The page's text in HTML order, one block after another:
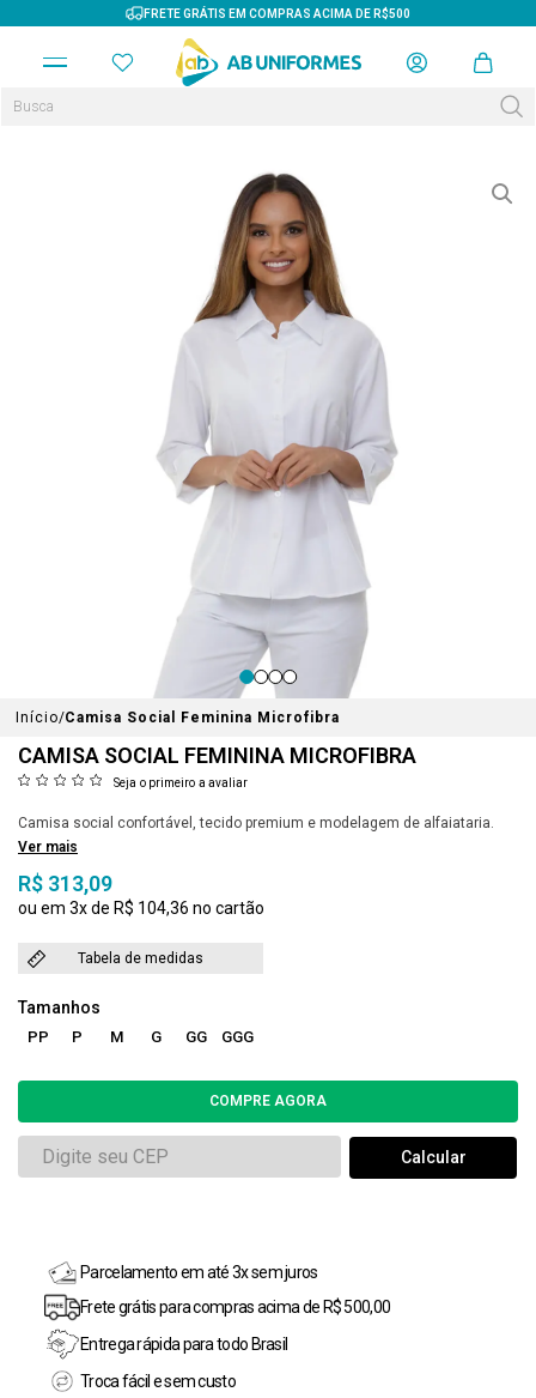
FRETE GRÁTIS EM COMPRAS ACIMA DE R$500
Início Camisa Social Feminina Microfibra
CAMISA SOCIAL FEMININA MICROFIBRA
Seja o primeiro a avaliar
Camisa social confortável, tecido premium e modelagem de alfaiataria.
Ver mais
R$ 313,09
3x R$ 104,36
Tabela de medidas
PP P M G GG GGG
Parcelamento em até 3x sem juros
Frete grátis para compras acima de R$ 500,00
Entrega rápida para todo Brasil
Troca fácil e sem custo